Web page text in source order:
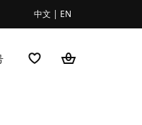
中文 | EN